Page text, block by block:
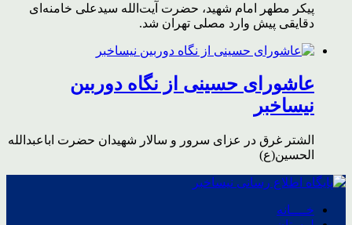
پیکر مطهر امام شهید،‌ حضرت آیت‌الله سیدعلی خامنه‌ای
دقایقی پیش وارد مصلی تهران شد.
عاشورای حسینی از نگاه دوربین
نیساخبر
الشتر غرق در عزای سرور و سالار شهیدان حضرت اباعبدالله
الحسین(ع)
خــــانه